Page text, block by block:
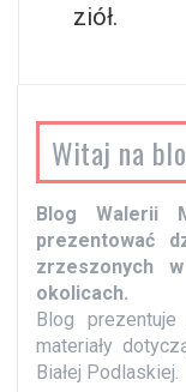
ziół.
Witaj na
Blog Walerii
prezentować
zrzeszonych
okolicach.
Blog prezentuje
materiały
Białej Podlaskiej.